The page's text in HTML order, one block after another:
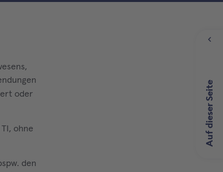
Auf dieser Seite
oder
ohne
den